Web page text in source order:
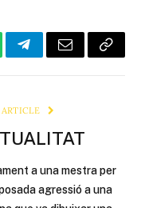
TelegramEmail Copy
a una mestra per
agressió a una